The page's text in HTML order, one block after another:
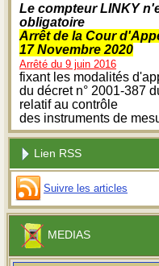
Le compteur LINKY
obligatoire
Arrêt de la Cour
17 Novembre 2020
Arrêté du 9 juin 2016
fixant les modalités
du décret n° 2001-387
relatif au contrôle
des instruments de
Lien RSS
Suivre les articles
MEDIAS